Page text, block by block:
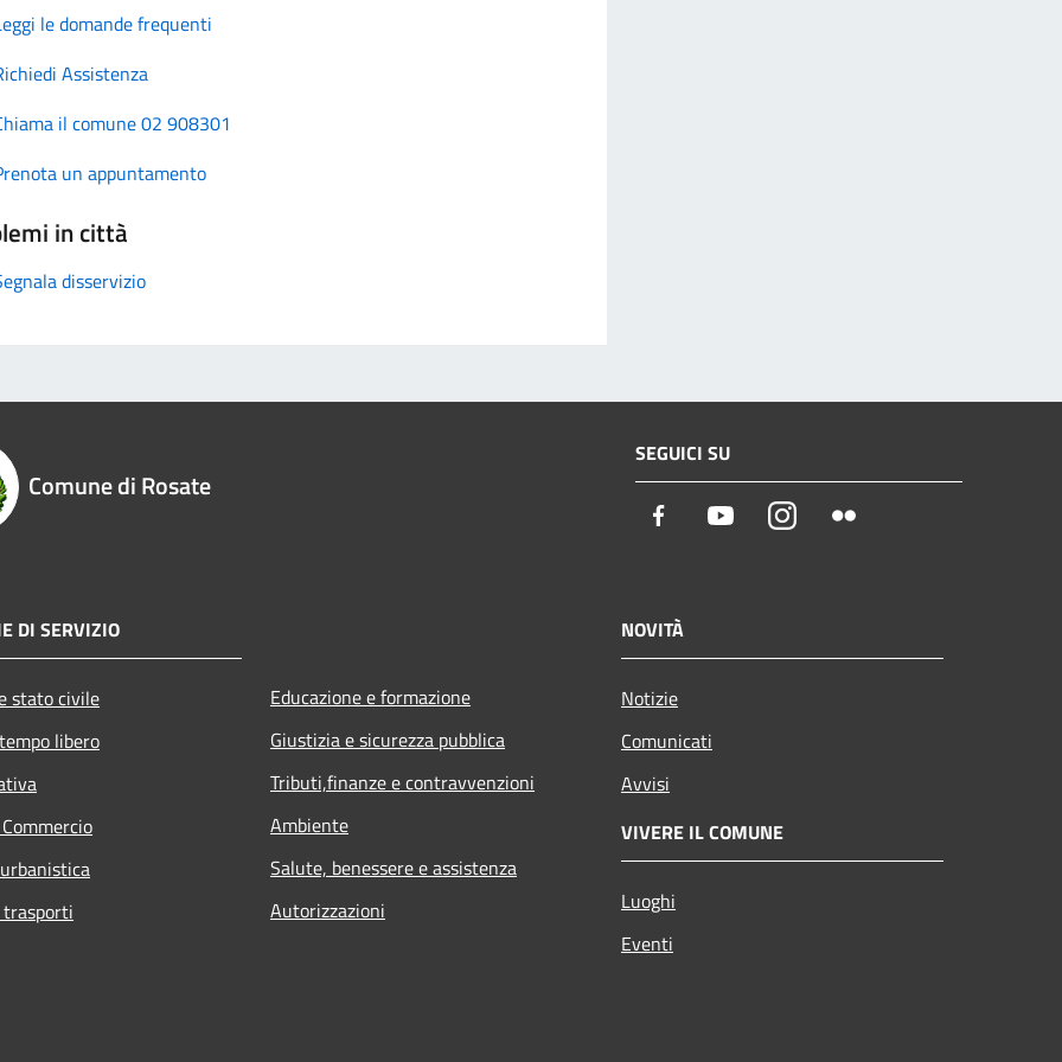
le domande frequenti
Assistenza
il comune 02 908301
un appuntamento
in città
disservizio
Comune di Rosate
SEGUICI SU
Facebook YoutubeInstagram
DI SERVIZIO
stato civile
libero
Educazione e formazione
Giustizia e sicurezza pubblica
Tributi,finanze e contravvenzioni
Ambiente
Salute, benessere e assistenza
Autorizzazioni
NOVITÀ
Notizie
Comunicati
Avvisi
VIVERE IL COMUNE
Luoghi
Eventi